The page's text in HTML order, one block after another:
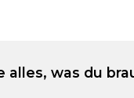
alles, was du